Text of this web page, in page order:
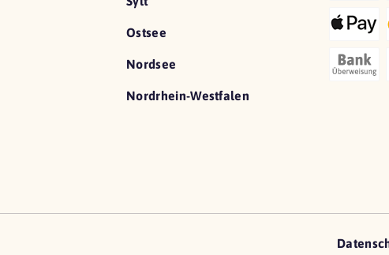
Ostsee
Nordsee
Nordrhein-Westfalen